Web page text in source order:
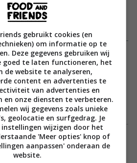
over een andere boeg gooien
zin in een feestje? Dan
het nieuwe boek van Sabrina
de golden girl van de
allerbeste feestrecepten
precies zoals we van haar
simpel en vooral bomvol
tot vegetarische feestjes en
Toon meer
gebruikt cookies (en
om informatie op te
Deze gegevens gebruiken wij
goed te laten functioneren, het
de website te analyseren,
content en advertenties te
van advertenties en
onze diensten te verbeteren.
wij gegevens zoals unieke
geolocatie en surfgedrag. Je
wijzigen door het
'Meer opties' knop of
aanpassen' onderaan de
website.